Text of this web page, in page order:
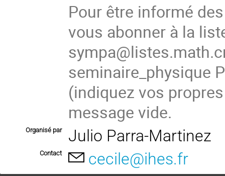
Pour être informé
vous abonner à la
seminaire_physique
(indiquez vos
message vide.
Organisé par Julio Parra-Martinez
Contact cecile@ihes.fr